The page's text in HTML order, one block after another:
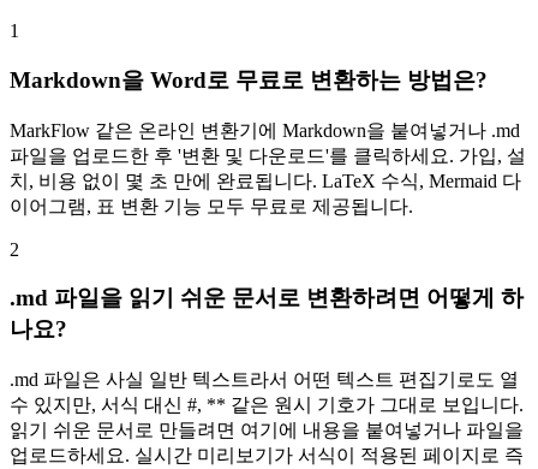
1
Markdown을 Word로 무료로 변환하는 방법은?
MarkFlow 같은 온라인 변환기에 Markdown을 붙여넣거나 .md
파일을 업로드한 후 '변환 및 다운로드'를 클릭하세요. 가입, 설
치, 비용 없이 몇 초 만에 완료됩니다. LaTeX 수식, Mermaid 다
이어그램, 표 변환 기능 모두 무료로 제공됩니다.
2
.md 파일을 읽기 쉬운 문서로 변환하려면 어떻게 하
나요?
.md 파일은 사실 일반 텍스트라서 어떤 텍스트 편집기로도 열
수 있지만, 서식 대신 #, ** 같은 원시 기호가 그대로 보입니다.
읽기 쉬운 문서로 만들려면 여기에 내용을 붙여넣거나 파일을
업로드하세요. 실시간 미리보기가 서식이 적용된 페이지로 즉